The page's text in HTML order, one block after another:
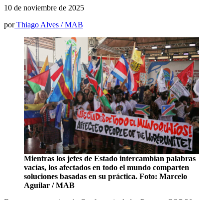
10 de noviembre de 2025
porThiago Alves / MAB
Mientras los jefes de Estado intercambian palabras
vacías, los afectados en todo el mundo comparten
soluciones basadas en su práctica. Foto: Marcelo
Aguilar / MAB